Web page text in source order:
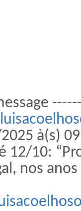
à(s)
12/10:
nos